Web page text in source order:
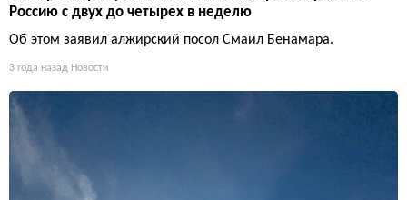
Россию с двух до четырех в неделю
Об этом заявил алжирский посол Смаил Бенамара.
3 года назад Новости